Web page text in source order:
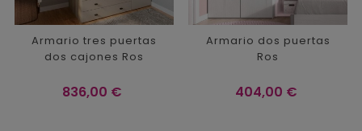
Armario tres puertas
dos cajones Ros
Precio
836,00 €
Armario dos puertas
Ros
Precio
404,00 €